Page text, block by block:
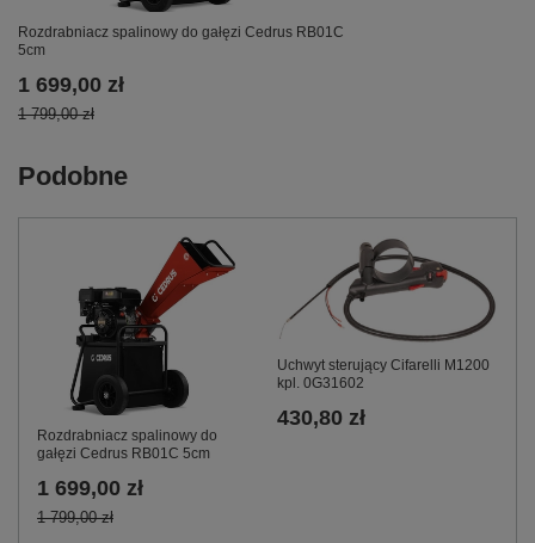
Rozdrabniacz spalinowy do gałęzi Cedrus RB01C
5cm
1 699,00 zł
1 799,00 zł
Podobne
Rozdrabniacz spalinowy do
gałęzi Cedrus RB01C 5cm
1 699,00 zł
1 799,00 zł
Uchwyt sterujący Cifarelli M1200
kpl. 0G31602
430,80 zł